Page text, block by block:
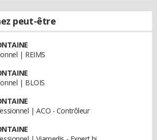
peut-être
| REIMS
| BLOIS
| ACO - Contrôleur